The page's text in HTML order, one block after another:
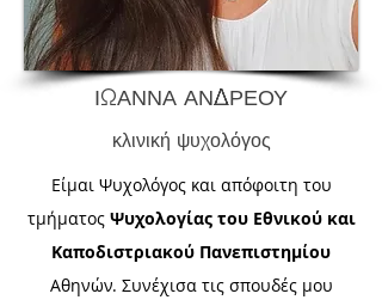
ΙΩΑΝΝΑ ΑΝΔΡΕΟΥ
κλινική ψυχολόγος
Είμαι Ψυχολόγος και απόφοιτη του
τμήματος Ψυχολογίας του Εθνικού και
Καποδιστριακού Πανεπιστημίου
Αθηνών. Συνέχισα τις σπουδές μου